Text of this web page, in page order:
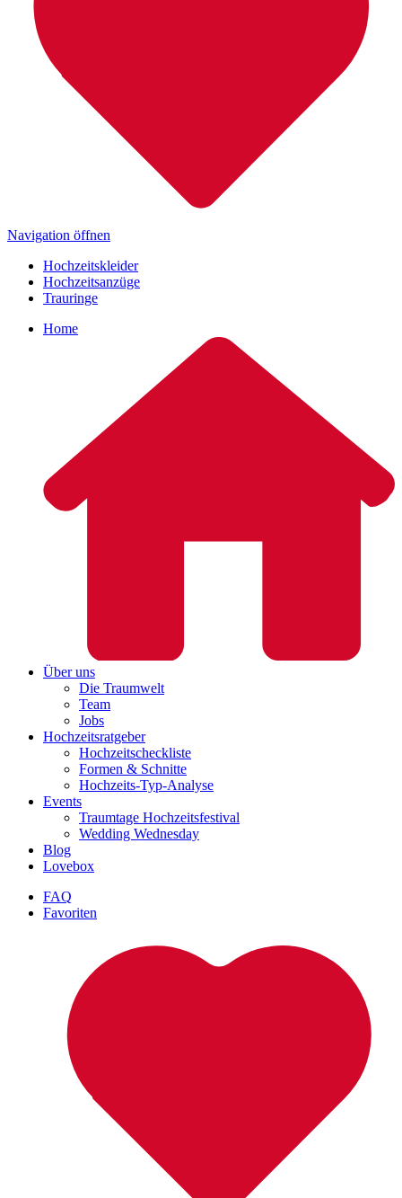
Navigation öffnen
Hochzeitskleider
Hochzeitsanzüge
Trauringe
Home
Über uns
Die Traumwelt
Team
Jobs
Hochzeitsratgeber
Hochzeitscheckliste
Formen & Schnitte
Hochzeits-Typ-Analyse
Events
Traumtage Hochzeitsfestival
Wedding Wednesday
Blog
Lovebox
FAQ
Favoriten